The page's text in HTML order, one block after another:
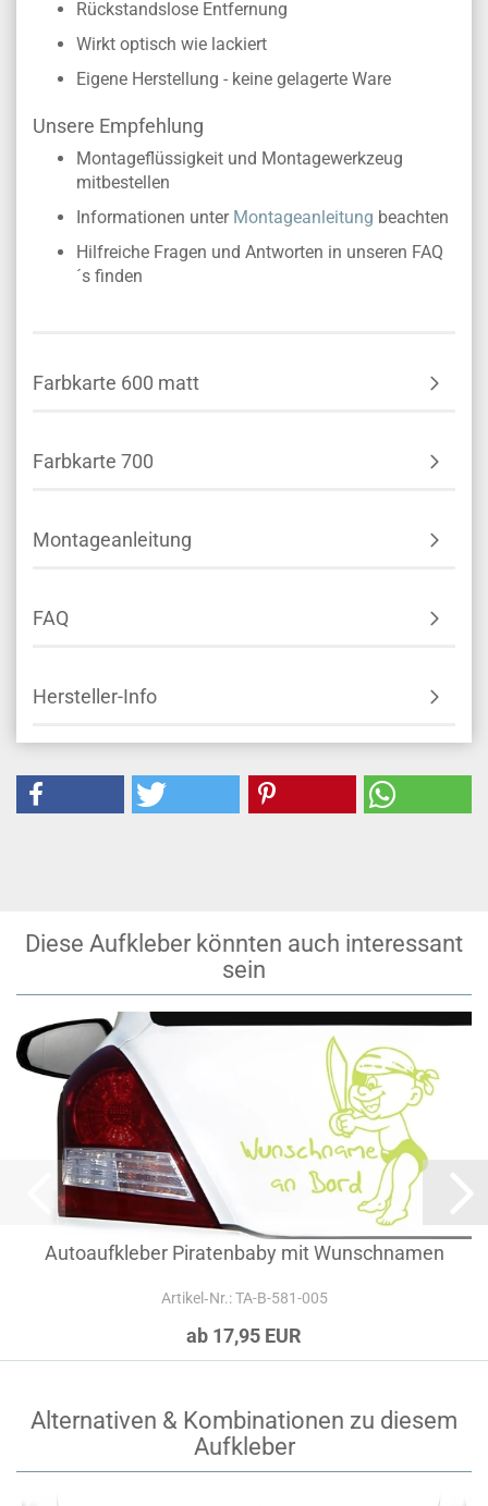
Rückstandslose Entfernung
Wirkt optisch wie lackiert
Eigene Herstellung - keine gelagerte Ware
Unsere Empfehlung
Montageflüssigkeit und Montagewerkzeug
mitbestellen
Informationen unter Montageanleitung beachten
Hilfreiche Fragen und Antworten in unseren FAQ
´s finden
Farbkarte 600 matt
Farbkarte 700
Montageanleitung
FAQ
Hersteller-Info
Diese Aufkleber könnten auch interessant
sein
Autoaufkleber Piratenbaby mit Wunschnamen
Artikel‑Nr.: TA-B-581-005
ab 17,95 EUR
Alternativen & Kombinationen zu diesem
Aufkleber